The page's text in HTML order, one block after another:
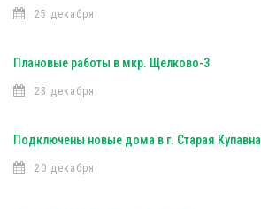
25 декабря
Плановые работы в мкр. Щелково-3
23 декабря
Подключены новые дома в г. Старая Купавна
20 декабря